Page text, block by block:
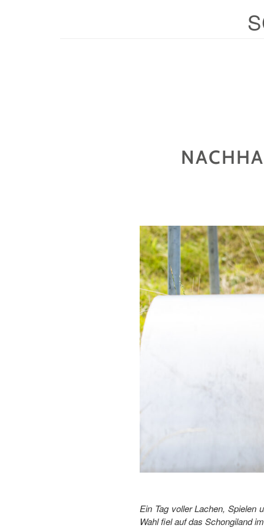
Ein Tag voller Lachen, Spielen
Wahl fiel auf das Schongiland